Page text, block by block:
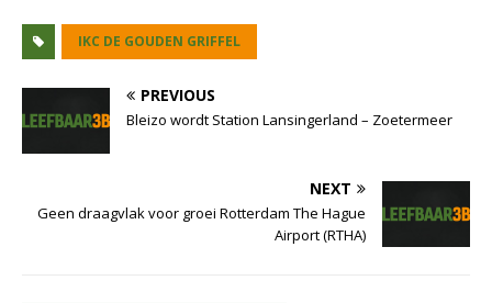
IKC DE GOUDEN GRIFFEL
PREVIOUS
Bleizo wordt Station Lansingerland – Zoetermeer
NEXT
Geen draagvlak voor groei Rotterdam The Hague
Airport (RTHA)